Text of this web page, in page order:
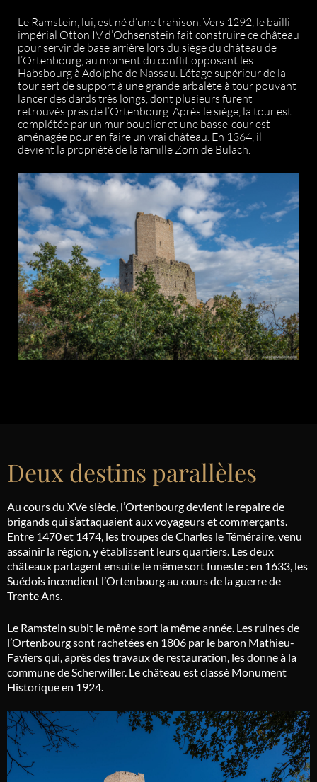
Le Ramstein, lui, est né d’une trahison. Vers 1292, le bailli
impérial Otton IV d’Ochsenstein fait construire ce château
pour servir de base arrière lors du siège du château de
l’Ortenbourg, au moment du conflit opposant les
Habsbourg à Adolphe de Nassau. L’étage supérieur de la
tour sert de support à une grande arbalète à tour pouvant
lancer des dards très longs, dont plusieurs furent
retrouvés près de l’Ortenbourg. Après le siège, la tour est
complétée par un mur bouclier et une basse-cour est
aménagée pour en faire un vrai château. En 1364, il
devient la propriété de la famille Zorn de Bulach.
Deux destins parallèles
Au cours du XVe siècle, l’Ortenbourg devient le repaire de
brigands qui s’attaquaient aux voyageurs et commerçants.
Entre 1470 et 1474, les troupes de Charles le Téméraire, venu
assainir la région, y établissent leurs quartiers. Les deux
châteaux partagent ensuite le même sort funeste : en 1633, les
Suédois incendient l’Ortenbourg au cours de la guerre de
Trente Ans.
Le Ramstein subit le même sort la même année. Les ruines de
l’Ortenbourg sont rachetées en 1806 par le baron Mathieu-
Faviers qui, après des travaux de restauration, les donne à la
commune de Scherwiller. Le château est classé Monument
Historique en 1924.